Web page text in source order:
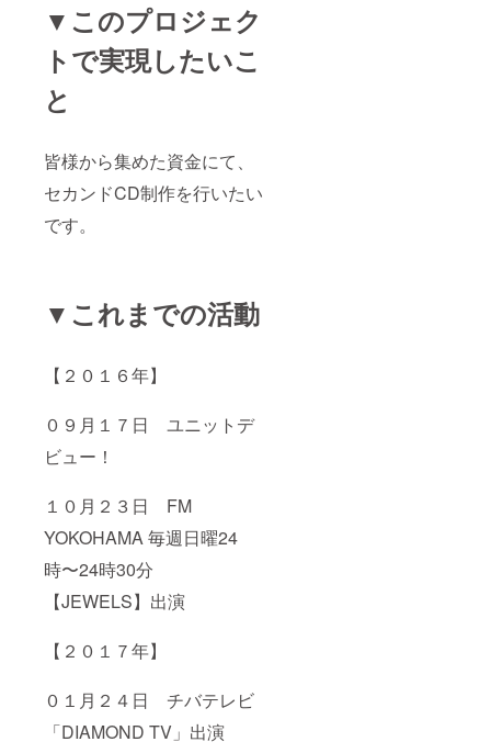
▼このプロジェク
トで実現したいこ
と
皆様から集めた資金にて、
セカンドCD制作を行いたい
です。
▼これまでの活動
【２０１６年】
０９月１７日 ユニットデ
ビュー！
１０月２３日 FM
YOKOHAMA 毎週日曜24
時〜24時30分
【JEWELS】出演
【２０１７年】
０１月２４日 チバテレビ
「DIAMOND TV」出演